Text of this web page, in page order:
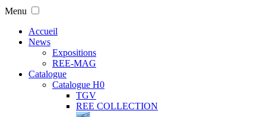
Menu
Accueil
News
Expositions
REE-MAG
Catalogue
Catalogue H0
TGV
REE COLLECTION